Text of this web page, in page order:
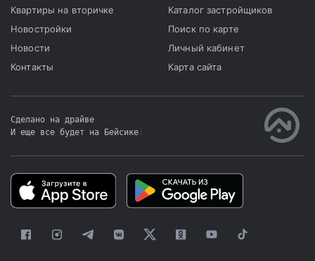
этап, пожаловались на
несправедливую, по их
мнению, процедуру
отбора.
Квартиры на вторичке
Новостройки
Новости
Контакты
Каталог застройщиков
Поиск по карте
Личный кабинет
Карта сайта
Сделано на драйве
И еще все будет на Бейсике